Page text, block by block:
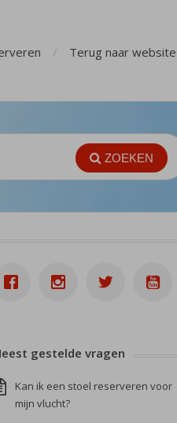
Terug naar website
ZOEKEN
gestelde vragen
Kan ik een stoel reserveren voor
mijn vlucht?